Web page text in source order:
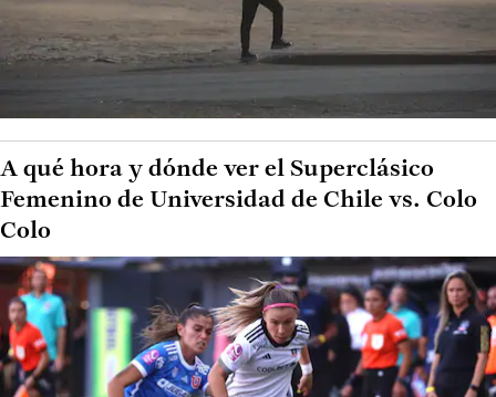
A qué hora y dónde ver el Superclásico
Femenino de Universidad de Chile vs. Colo
Colo